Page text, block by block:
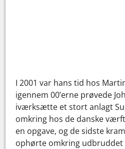
I 2001 var hans tid hos
igennem 00’erne prøvede
iværksætte et stort anlagt
omkring hos de danske
en opgave, og de sidste
ophørte omkring udbruddet